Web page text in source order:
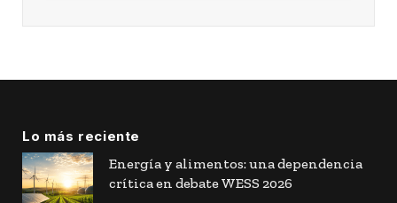
Lo más reciente
Energía y alimentos: una dependencia
crítica en debate WESS 2026